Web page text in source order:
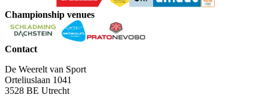
Championship venues
Contact
De Weerelt van Sport
Orteliuslaan 1041
3528 BE Utrecht